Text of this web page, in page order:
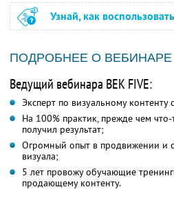
Узнай, как
ПОДРОБНЕЕ О ВЕБИНАРЕ
Ведущий вебинара ВЕК FIVE:
Эксперт по визуальному контенту
На 100% практик, прежде чем
получил результат;
Огромный опыт в продвижении и
визуала;
5 лет провожу обучающие
продающему контенту.